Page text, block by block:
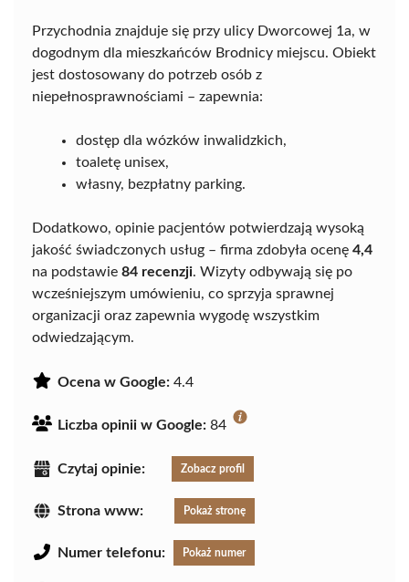
Przychodnia znajduje się przy ulicy Dworcowej 1a, w
dogodnym dla mieszkańców Brodnicy miejscu. Obiekt
jest dostosowany do potrzeb osób z
niepełnosprawnościami – zapewnia:
dostęp dla wózków inwalidzkich,
toaletę unisex,
własny, bezpłatny parking.
Dodatkowo, opinie pacjentów potwierdzają wysoką
jakość świadczonych usług – firma zdobyła ocenę 4,4
na podstawie 84 recenzji. Wizyty odbywają się po
wcześniejszym umówieniu, co sprzyja sprawnej
organizacji oraz zapewnia wygodę wszystkim
odwiedzającym.
Ocena w Google: 4.4
Liczba opinii w Google: 84
Czytaj opinie: Zobacz profil
Strona www: Pokaż stronę
Numer telefonu: Pokaż numer